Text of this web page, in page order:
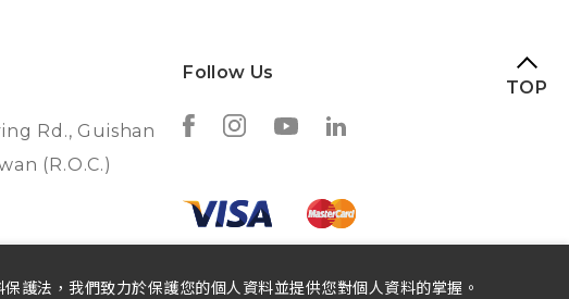
STORE：
BS Fitness d.o.o.
Rd., Guishan
(R.O.C.)
Follow Us
TOP
護法，我們致力於保護您的個人資料並提供您對個人資料的掌握。